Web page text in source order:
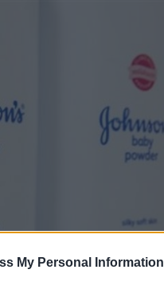
My Personal Information